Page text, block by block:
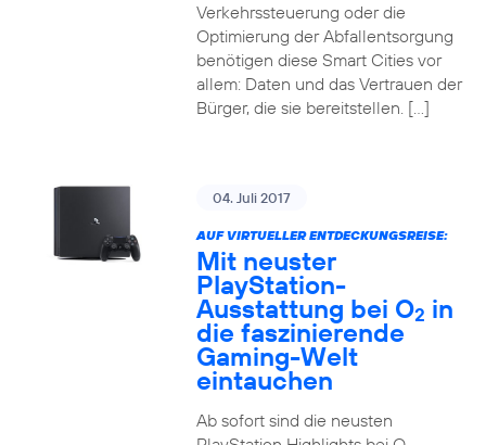
Verkehrssteuerung oder die
Optimierung der Abfallentsorgung
benötigen diese Smart Cities vor
allem: Daten und das Vertrauen der
Bürger, die sie bereitstellen. […]
04. Juli 2017
AUF VIRTUELLER ENTDECKUNGSREISE:
Mit neuster
PlayStation-
Ausstattung bei O2 in
die faszinierende
Gaming-Welt
eintauchen
Ab sofort sind die neusten